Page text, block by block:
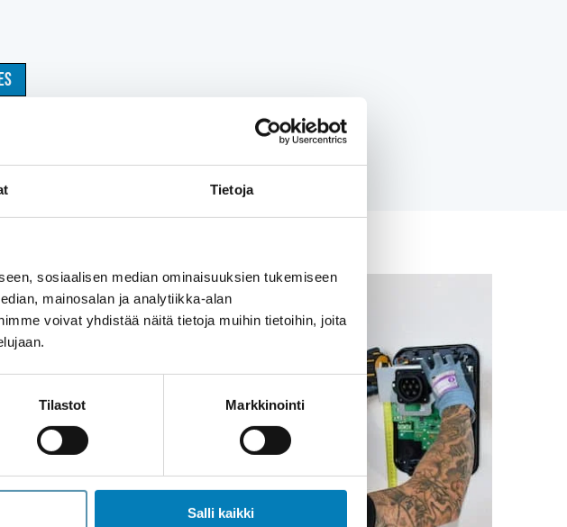
Tietoja
sosiaalisen median ominaisuuksien tukemiseen
mainosalan ja analytiikka-alan
voivat yhdistää näitä tietoja muihin tietoihin, joita
Tilastot Markkinointi
Salli kaikki
pistorasia